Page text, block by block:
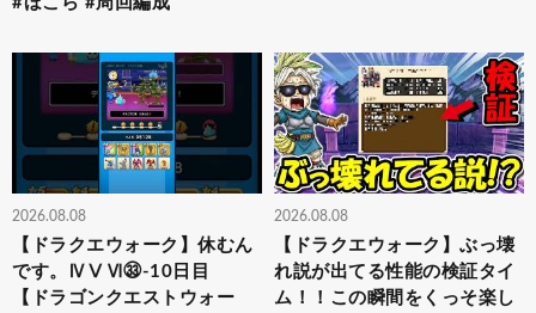
2026.08.08
【ドラクエウォーク】休むん
です。ⅣⅤⅥ㉝-10日目
【ドラゴンクエストウォー
2026.08.08
【ドラクエウォーク】ぶっ壊
れ説が出てる性能の検証タイ
ム！！この瞬間をくっそ楽し